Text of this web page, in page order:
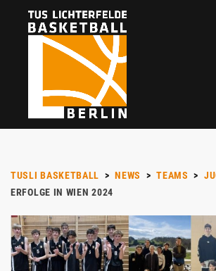
TUSLI BASKETBALL > NEWS > TEAMS >
ERFOLGE IN WIEN 2024